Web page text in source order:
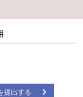
提出する